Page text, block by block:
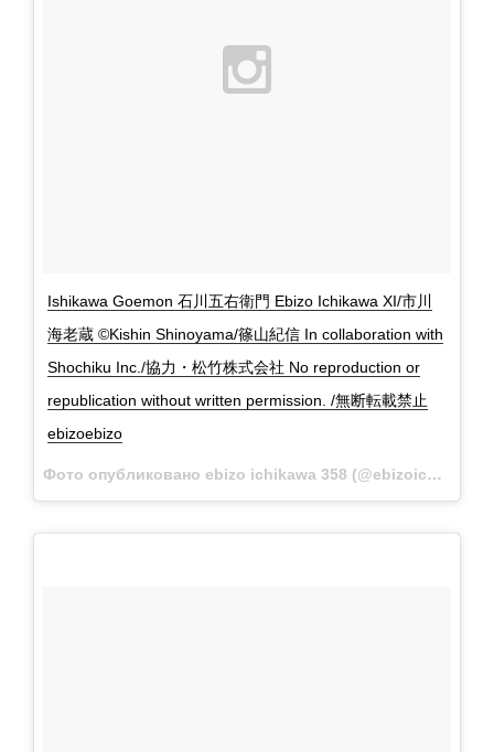
Ishikawa Goemon 石川五右衛門 Ebizo Ichikawa XI/市川
海老蔵 ©Kishin Shinoyama/篠山紀信 In collaboration with
Shochiku Inc./協力・松竹株式会社 No reproduction or
republication without written permission. /無断転載禁止
ebizoebizo
Фото опубликовано ebizo ichikawa 358 (@ebizoichikawa.ebizoichikawa)